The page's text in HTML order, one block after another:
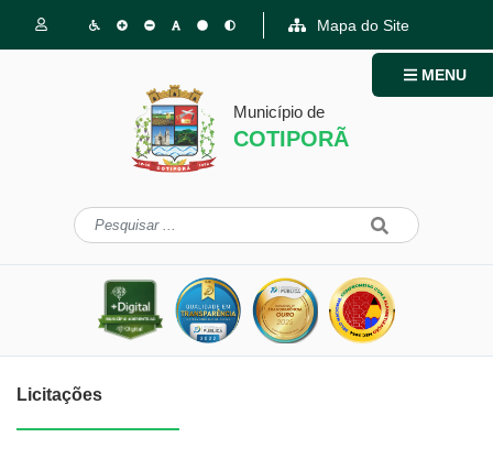
Mapa do Site
Município de
COTIPORÃ
MENU
Licitações